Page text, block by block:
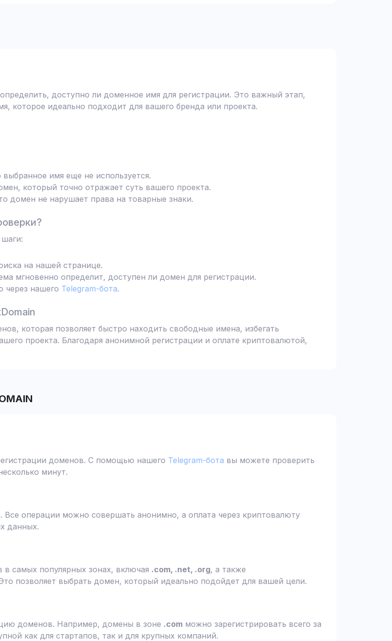
доступно ли доменное имя для регистрации. Это важный этап,
которое идеально подходит для вашего бренда или проекта.
выбранное имя еще не используется.
который точно отражает суть вашего проекта.
домен не нарушает права на товарные знаки.
на нашей странице.
мгновенно определит, доступен ли домен для регистрации.
через нашего Telegram-бота.
которая позволяет быстро находить свободные имена, избегать
проекта. Благодаря анонимной регистрации и оплате криптовалютой,
доменов. С помощью нашего Telegram-бота вы можете проверить
минут.
операции можно совершать анонимно, а оплата через криптовалюту
данных.
самых популярных зонах, включая .com, .net, .org, а также
позволяет выбрать домен, который идеально подойдет для вашей цели.
доменов. Например, домены в зоне .com можно зарегистрировать всего за
как для стартапов, так и для крупных компаний.